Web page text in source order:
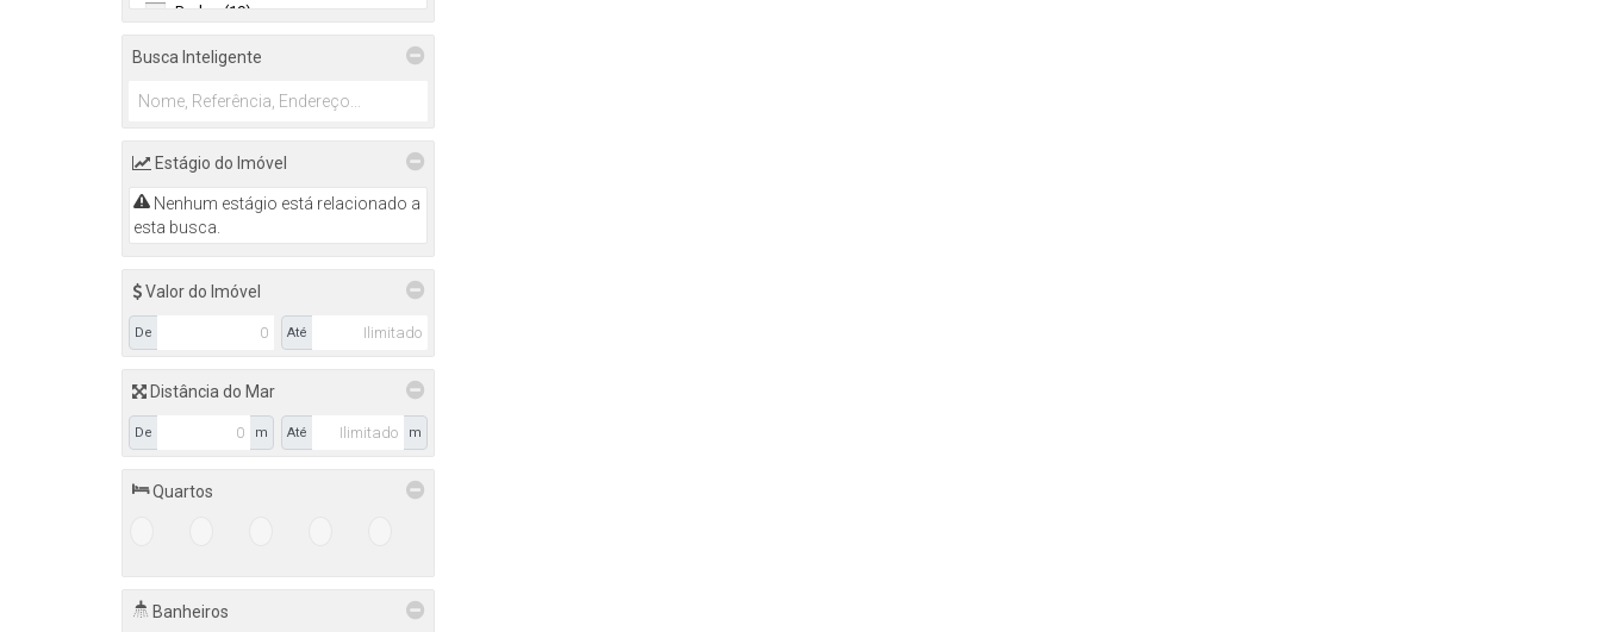
Budag (19)
Canoas (5)
Centro (43)
Eugênio Schneider (11)
Itoupava (6)
Jardim América (10)
Laranjeiras (22)
Navegantes (2)
Pamplona (2)
Progresso (14)
Santa Rita (3)
Santana (22)
SERRA TABOÃO (1)
Taboão (21)
Valada São Paulo (3)
Agronômica (14)
Centro (3)
Busca Inteligente
Estágio do Imóvel
Nenhum estágio está relacionado a
esta busca.
Valor do Imóvel
De Até
Distância do Mar
De m Até m
Quartos
Banheiros